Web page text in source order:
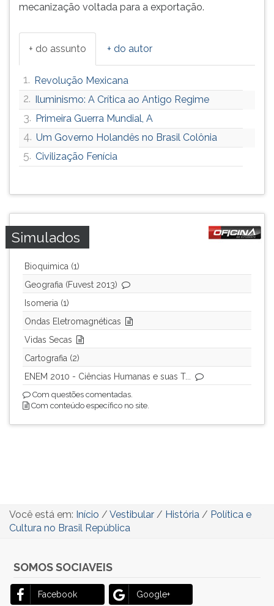
mecanização voltada para a exportação.
+ do assunto + do autor
1. Revolução Mexicana
2. Iluminismo: A Crítica ao Antigo Regime
3. Primeira Guerra Mundial, A
4. Um Governo Holandês no Brasil Colônia
5. Civilização Fenícia
Simulados
Bioquimica (1)
Geografia (Fuvest 2013)
Isomeria (1)
Ondas Eletromagnéticas
Vidas Secas
Cartografia (2)
ENEM 2010 - Ciências Humanas e suas T...
Com questões comentadas.
Com conteúdo específico no site.
Você está em: Início / Vestibular / História / Política e
Cultura no Brasil República
SOMOS SOCIAVEIS
Facebook Google+